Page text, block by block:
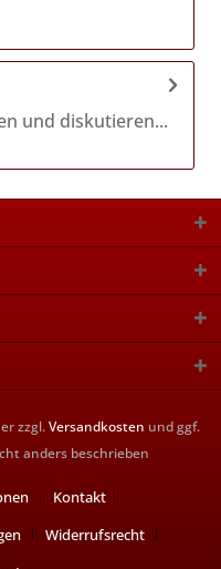
und diskutieren...
zzgl.Versandkosten und ggf.
anders beschrieben
Kontakt
Widerrufsrecht